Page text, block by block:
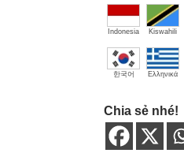
Indonesia Kiswahili
한국어 Ελληνικά
Chia sẻ nhé!